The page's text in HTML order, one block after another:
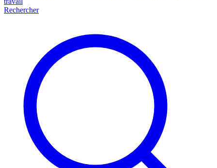
Rechercher